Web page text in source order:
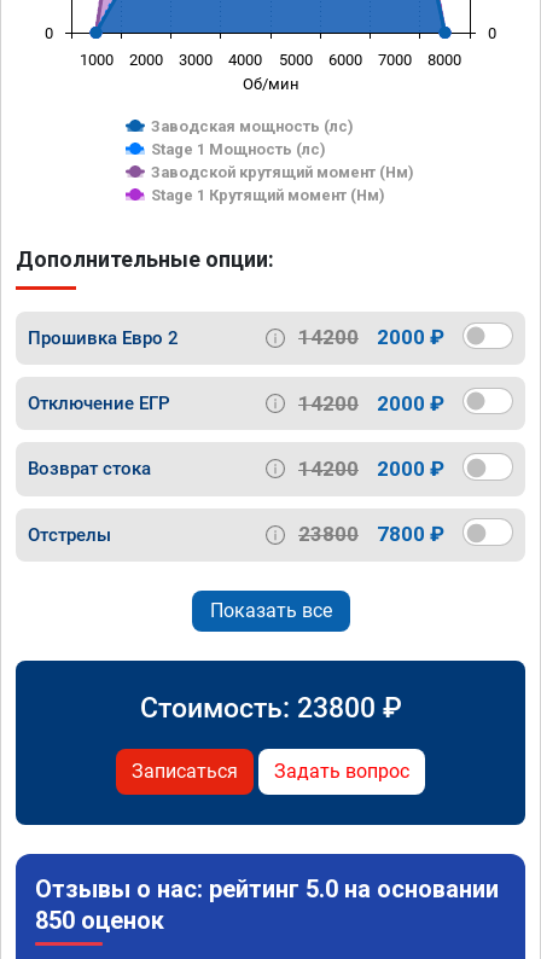
Об/мин
Заводская мощность (лс)
Stage 1 Мощность (лс)
Заводской крутящий момент (Нм)
Stage 1 Крутящий момент (Нм)
1000 2000 3000 4000 5000 6000 7000 8000
0 0
Дополнительные опции:
Прошивка Евро 2 14200 2000 ₽
Отключение ЕГР 14200 2000 ₽
Возврат стока 14200 2000 ₽
Отстрелы 23800 7800 ₽
Показать все
Стоимость: 23800 ₽
Записаться Задать вопрос
Отзывы о нас: рейтинг 5.0 на основании
850 оценок